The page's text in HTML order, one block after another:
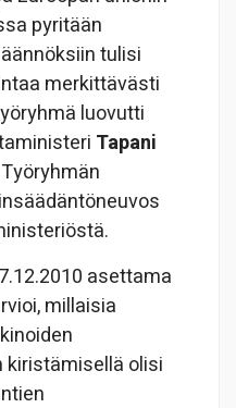
pyritään
tulisi
merkittävästi
luovutti
Tapani
asettama
millaisia
kiristämisellä olisi